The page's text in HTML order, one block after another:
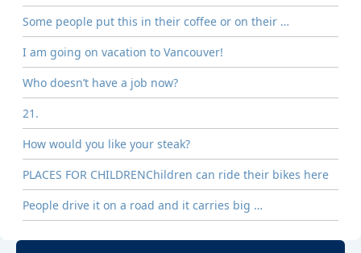
Some people put this in their coffee or on their …
I am going on vacation to Vancouver!
Who doesn’t have a job now?
21.
How would you like your steak?
PLACES FOR CHILDRENChildren can ride their bikes here
People drive it on a road and it carries big …